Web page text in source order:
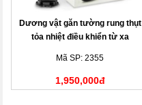
Dương vật găn tường rung thụt
tỏa nhiệt điều khiển từ xa
Mã SP: 2355
1,950,000đ